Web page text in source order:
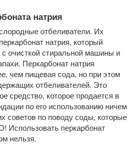
натрия
отбеливатели. Их
натрия, который
очисткой стиральной машины и
Перкарбонат натрия
чем пищевая сода, но при этом
отбеливателей. Это
средство, которое продается в
по его использованию ничем
советов по поводу соды, которые
перкарбонат
нельзя.